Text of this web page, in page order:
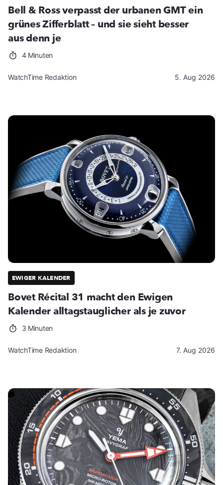
Bell & Ross verpasst der urbanen GMT ein
grünes Zifferblatt – und sie sieht besser
aus denn je
4 Minuten
WatchTime Redaktion 5. Aug 2026
EWIGER KALENDER
Bovet Récital 31 macht den Ewigen
Kalender alltagstauglicher als je zuvor
3 Minuten
WatchTime Redaktion 7. Aug 2026